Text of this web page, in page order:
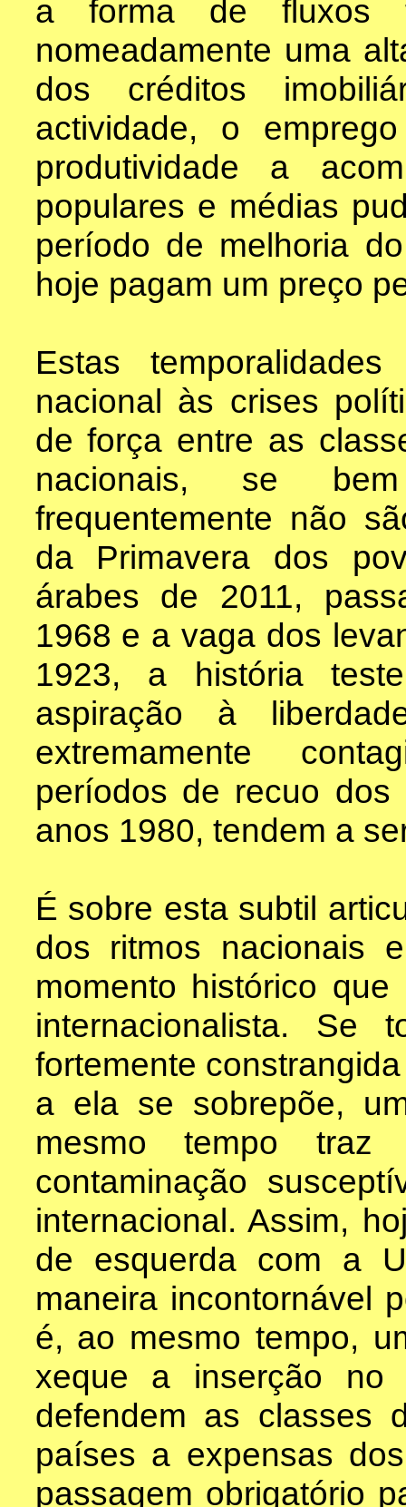
a forma de fluxos
nomeadamente uma
dos créditos
actividade, o
produtividade a
populares e médias
período de melhoria
hoje pagam um preço
Estas
nacional às crises
de força entre as
nacionais, se
frequentemente não
da Primavera dos
árabes de 2011,
1968 e a vaga dos
1923, a história
aspiração à
extremamente
períodos de recuo
anos 1980, tendem a
É sobre esta subtil
dos ritmos nacionais
momento histórico
internacionalista. Se
fortemente
a ela se sobrepõe,
mesmo tempo
contaminação
internacional. Assim,
de esquerda com a
maneira incontornável
é, ao mesmo tempo,
xeque a inserção no
defendem as classes
países a expensas
passagem obrigatório